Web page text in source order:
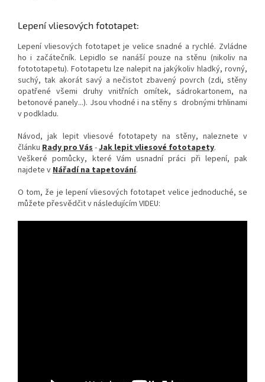
Lepení vliesových fototapet:
Lepení vliesových fototapet je velice snadné a rychlé. Zvládne
ho i začátečník. Lepidlo se nanáší pouze na stěnu (nikoliv na
fotototapetu). Fototapetu lze nalepit na jakýkoliv hladký, rovný,
suchý, tak akorát savý a nečistot zbavený povrch (zdi, stěny
opatřené všemi druhy vnitřních omítek, sádrokartonem, na
betonové panely...). Jsou vhodné i na stěny s drobnými trhlinami
v podkladu.
Návod, jak lepit vliesové fototapety na stěny, naleznete v
článku Rady pro Vás-Jak lepit vliesové fototapety.
Veškeré pomůcky, které Vám usnadní práci při lepení, pak
najdete vNářadí na tapetování.
O tom, že je lepení vliesových fototapet velice jednoduché, se
můžete přesvědčit v následujícím VIDEU: